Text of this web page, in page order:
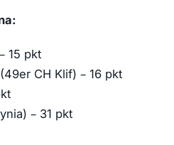
15 pkt
CH Klif) – 16 pkt
– 31 pkt